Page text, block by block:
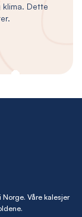
Dette
Våre kalesjer